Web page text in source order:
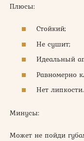
Плюсы:
Стойкий;
Не сушит;
Идеальный
Равномерно
Нет липкости.
Минусы:
Может не пойди